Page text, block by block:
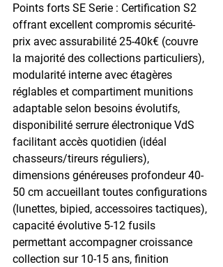
Points forts SE Serie : Certification S2
offrant excellent compromis sécurité-
prix avec assurabilité 25-40k€ (couvre
la majorité des collections particuliers),
modularité interne avec étagères
réglables et compartiment munitions
adaptable selon besoins évolutifs,
disponibilité serrure électronique VdS
facilitant accès quotidien (idéal
chasseurs/tireurs réguliers),
dimensions généreuses profondeur 40-
50 cm accueillant toutes configurations
(lunettes, bipied, accessoires tactiques),
capacité évolutive 5-12 fusils
permettant accompagner croissance
collection sur 10-15 ans, finition